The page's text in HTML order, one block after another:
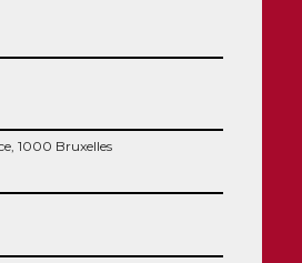
1000 Bruxelles